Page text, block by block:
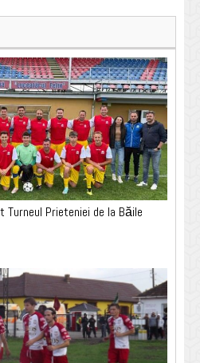
Prieteniei de la Băile